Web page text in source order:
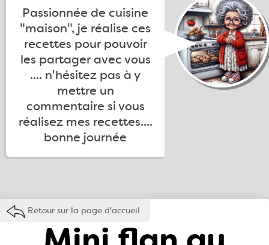
Passionnée de cuisine
"maison", je réalise ces
recettes pour pouvoir
les partager avec vous
.... n'hésitez pas à y
mettre un
commentaire si vous
réalisez mes recettes....
bonne journée
Retour sur la page d'accueil